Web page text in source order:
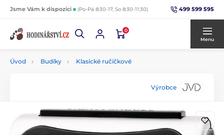
Jsme Vám k dispozici (Po-Pá 8:30-17, So 8:30-11:30) 499 599 595
0
Menu
Úvod Budíky Klasické ručičkové
Výrobce